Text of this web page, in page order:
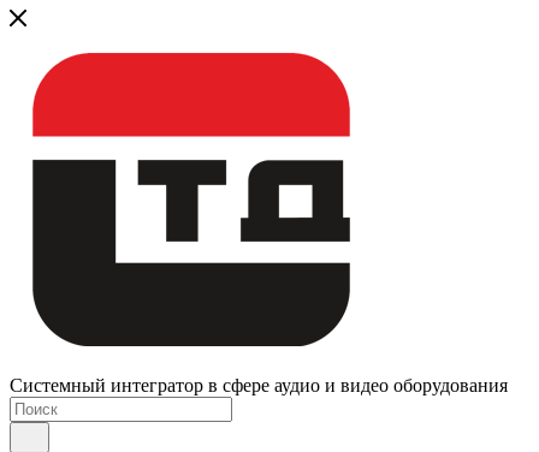
Системный интегратор в сфере аудио и видео оборудования